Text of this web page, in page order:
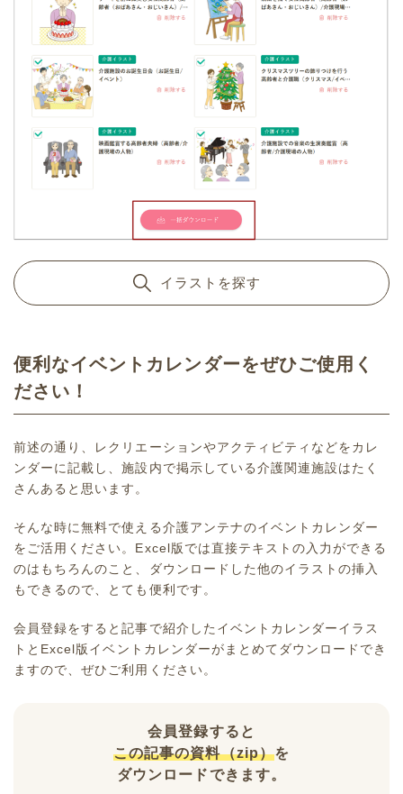
イラストを探す
便利なイベントカレンダーをぜひご使用く
ださい！
前述の通り、レクリエーションやアクティビティなどをカレ
ンダーに記載し、施設内で掲示している介護関連施設はたく
さんあると思います。
そんな時に無料で使える介護アンテナのイベントカレンダー
をご活用ください。Excel版では直接テキストの入力ができる
のはもちろんのこと、ダウンロードした他のイラストの挿入
もできるので、とても便利です。
会員登録をすると記事で紹介したイベントカレンダーイラス
トとExcel版イベントカレンダーがまとめてダウンロードでき
ますので、ぜひご利用ください。
会員登録すると
この記事の資料（zip）を
ダウンロードできます。